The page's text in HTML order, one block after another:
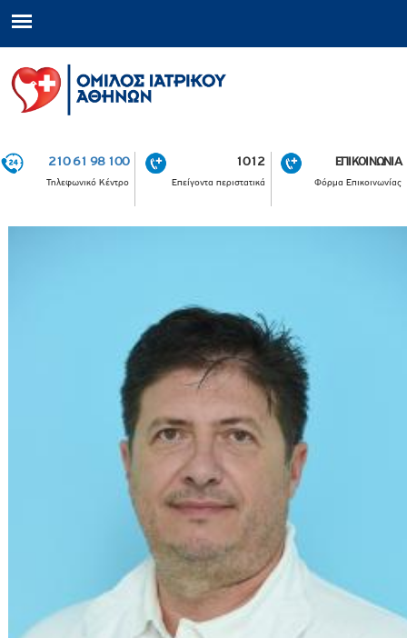
210 61 98 100
Τηλεφωνικό Κέντρο
1012
Επείγοντα περιστατικά
ΕΠΙΚΟΙΝΩΝΙΑ
Φόρμα Επικοινωνίας